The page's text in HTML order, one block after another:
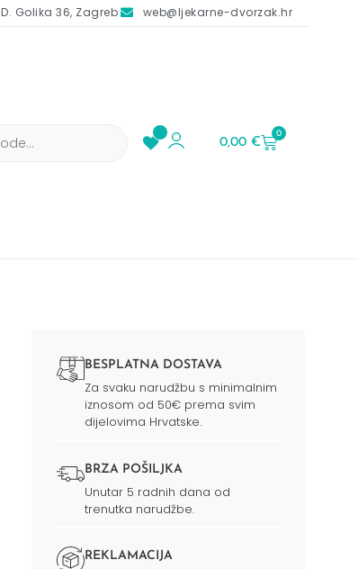
D. Golika 36, Zagreb web@ljekarne-dvorzak.hr
0,00€
0
BESPLATNA DOSTAVA
Za svaku narudžbu s minimalnim
iznosom od 50€ prema svim
dijelovima Hrvatske.
BRZA POŠILJKA
Unutar 5 radnih dana od
trenutka narudžbe.
REKLAMACIJA